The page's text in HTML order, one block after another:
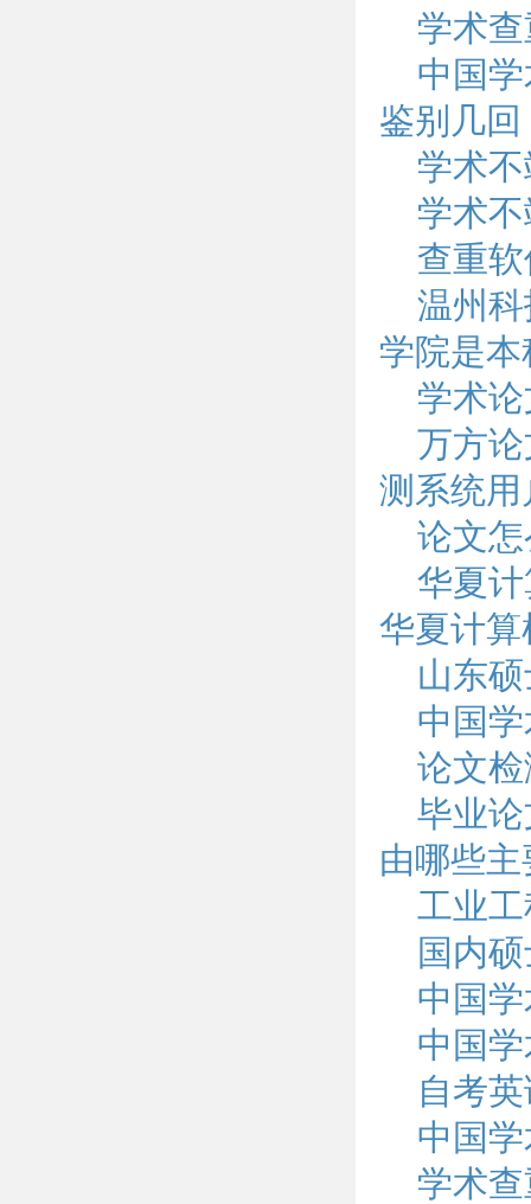
学术
中国
鉴别几回
学术
学术
查重
温州
学院是
学术
万方
测系统
论文
华夏
华夏计
山东
中国
论文
毕业
由哪些
工业
国内
中国
中国
自考
中国
学术